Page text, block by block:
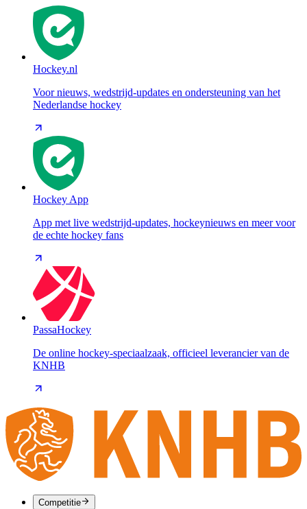
Hockey.nl
Voor nieuws, wedstrijd-updates en ondersteuning van het
Nederlandse hockey
Hockey App
App met live wedstrijd-updates, hockeynieuws en meer voor
de echte hockey fans
PassaHockey
De online hockey-speciaalzaak, officieel leverancier van de
KNHB
Competitie